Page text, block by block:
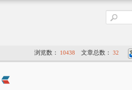
浏览数： 10438 文章总数： 32